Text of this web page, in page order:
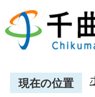
現在の位置